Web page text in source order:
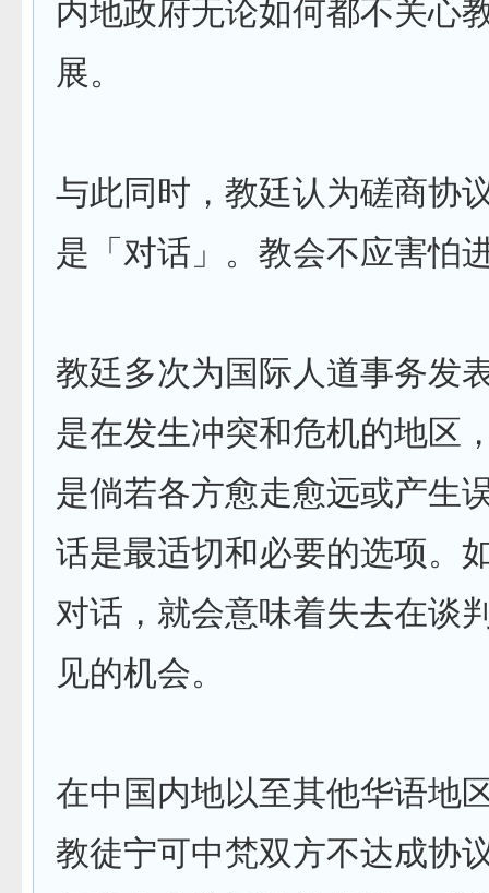
内地政府无论如何都不关心
展。
与此同时，教廷认为磋商协
是「对话」。教会不应害怕
教廷多次为国际人道事务发
是在发生冲突和危机的地区
是倘若各方愈走愈远或产生
话是最适切和必要的选项。
对话，就会意味着失去在谈
见的机会。
在中国内地以至其他华语地
教徒宁可中梵双方不达成协